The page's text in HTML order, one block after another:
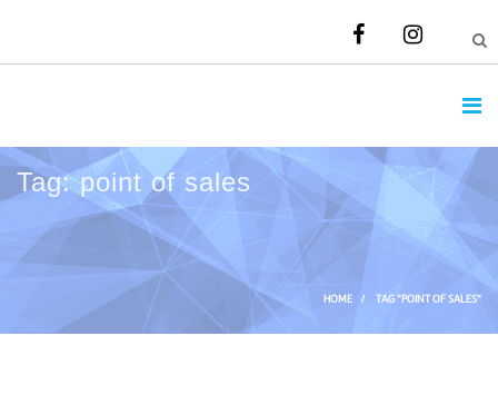
Tag: point of sales
HOME / TAG "POINT OF SALES"